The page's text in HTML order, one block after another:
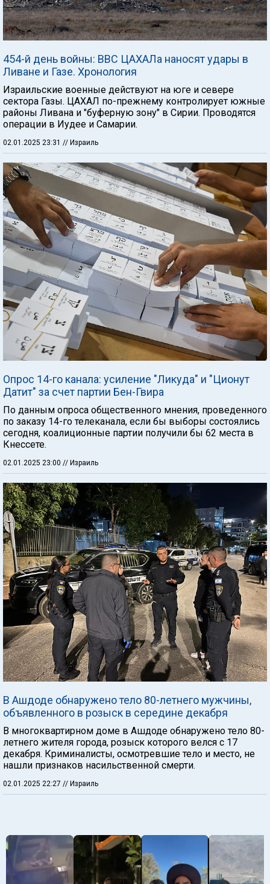
454-й день войны: ВВС ЦАХАЛа наносят удары в
Ливане и Газе. Хронология
Израильские военные действуют на юге и севере
сектора Газы. ЦАХАЛ по-прежнему контролирует южные
районы Ливана и "буферную зону" в Сирии. Проводятся
операции в Иудее и Самарии.
02.01.2025 23:31 // Израиль
Опрос 14-го канала: усиление "Ликуда" и "Ционут
Датит" за счет партии Бен-Гвира
По данным опроса общественного мнения, проведенного
по заказу 14-го телеканала, если бы выборы состоялись
сегодня, коалиционные партии получили бы 62 места в
Кнессете.
02.01.2025 23:00 // Израиль
В Ашдоде обнаружено тело 80-летнего мужчины,
объявленного в розыск в середине декабря
В многоквартирном доме в Ашдоде обнаружено тело 80-
летнего жителя города, розыск которого велся с 17
декабря. Криминалисты, осмотревшие тело и место, не
нашли признаков насильственной смерти.
02.01.2025 22:27 // Израиль